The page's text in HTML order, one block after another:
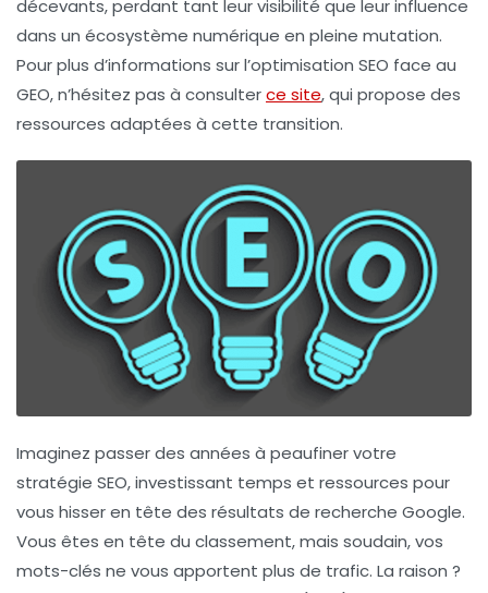
décevants, perdant tant leur visibilité que leur influence
dans un écosystème numérique en pleine mutation.
Pour plus d’informations sur l’optimisation SEO face au
GEO, n’hésitez pas à consulterce site, qui propose des
ressources adaptées à cette transition.
Imaginez passer des années à peaufiner votre
stratégie SEO, investissant temps et ressources pour
vous hisser en tête des résultats de recherche Google.
Vous êtes en tête du classement, mais soudain, vos
mots-clés ne vous apportent plus de trafic. La raison ?